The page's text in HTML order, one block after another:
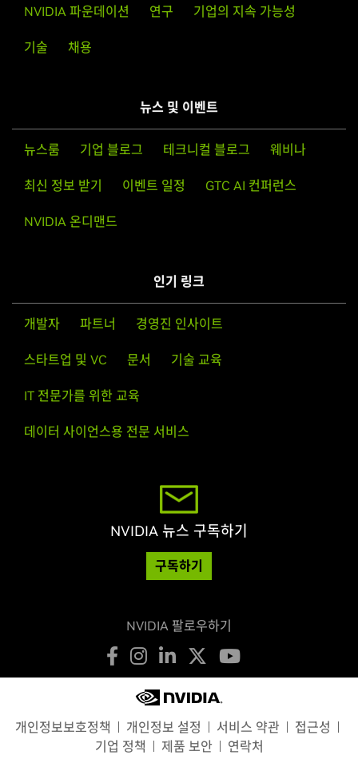
NVIDIA 파운데이션 연구 기업의 지속 가능성
기술 채용
뉴스 및 이벤트
뉴스룸 기업 블로그 테크니컬 블로그 웨비나
최신 정보 받기 이벤트 일정 GTC AI 컨퍼런스
NVIDIA 온디맨드
인기 링크
개발자 파트너 경영진 인사이트
스타트업 및 VC 문서 기술 교육
IT 전문가를 위한 교육
데이터 사이언스용 전문 서비스
NVIDIA 뉴스 구독하기
구독하기
NVIDIA 팔로우하기
개인정보보호정책 개인정보 설정 서비스 약관
접근성
기업 정책
제품 보안 연락처